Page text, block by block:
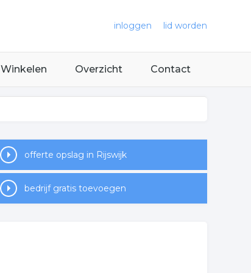
inloggen lid worden
Winkelen Overzicht Contact
offerte opslag in Rijswijk
bedrijf gratis toevoegen